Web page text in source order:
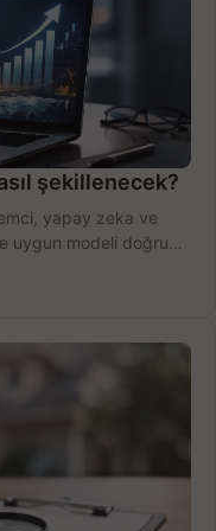
şekillenecek?
yapay zeka ve
uygun modeli doğru